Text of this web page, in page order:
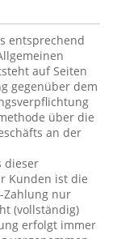
entsprechend
auf Seiten
gegenüber dem
über die
an der
dieser
Kunden ist die
Zahlung nur
(vollständig)
erfolgt immer